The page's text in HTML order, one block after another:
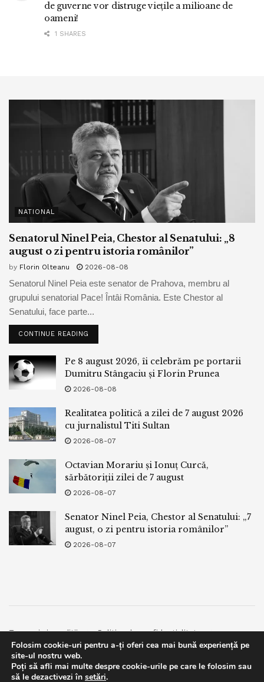
de guverne vor distruge viețile a milioane de
oameni!
1 SHARES
NATIONAL
Senatorul Ninel Peia, Chestor al Senatului: „8
august o zi pentru istoria românilor”
by Florin Olteanu 2026-08-08
Senatorul Ninel Peia este senator de Prahova, membru al
grupului senatorial Pace! Întâi România. Este Chestor al
Senatului, face parte...
CONTINUE READING
Pe 8 august 2026, îi celebrăm pe portarii
Dumitru Stângaciu și Florin Prunea
2026-08-08
Realitatea politică a zilei de 7 august 2026
cu jurnalistul Titi Sultan
2026-08-07
Octavian Morariu și Ionuț Curcă,
sărbătoriții zilei de 7 august
2026-08-07
Senator Ninel Peia, Chestor al Senatului: „7
august, o zi pentru istoria românilor”
2026-08-07
Termeni si conditii
Politica de confidentialitate
Facebook
Contact
© 2019bpnews- Business & Politics Newsbpnews.
Folosim cookie-uri pentru a-ți oferi cea mai bună experiență pe
site-ul nostru web.
Poți să afli mai multe despre cookie-urile pe care le folosim sau
să le dezactivezi în setări.
This website uses GDPR cookies. By continuing to use this